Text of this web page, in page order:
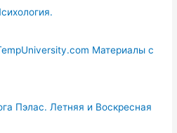
Материалы с
Пэлас. Летняя и Воскресная